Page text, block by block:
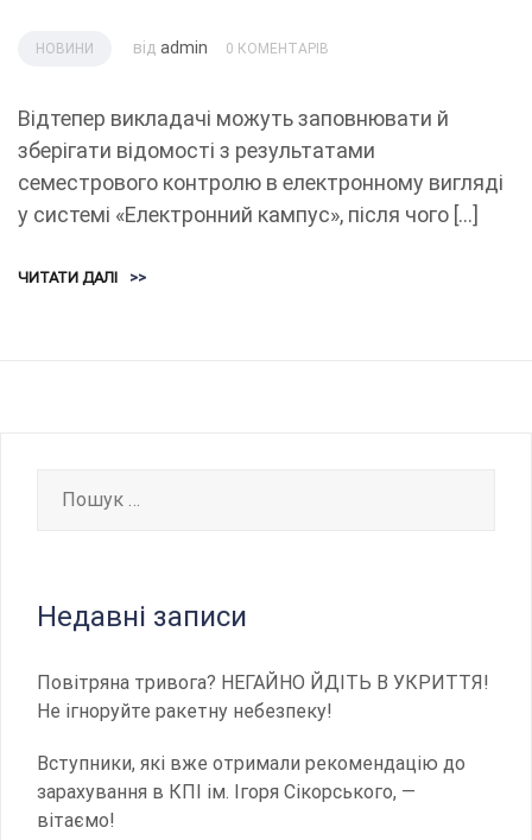
НОВИНИ від admin 0 КОМЕНТАРІВ
Відтепер викладачі можуть заповнювати й
зберігати відомості з результатами
семестрового контролю в електронному вигляді
у системі «Електронний кампус», після чого […]
ЧИТАТИ ДАЛІ >>
Недавні записи
Повітряна тривога? НЕГАЙНО ЙДІТЬ В УКРИТТЯ!
Не ігноруйте ракетну небезпеку!
Вступники, які вже отримали рекомендацію до
зарахування в КПІ ім. Ігоря Сікорського, —
вітаємо!